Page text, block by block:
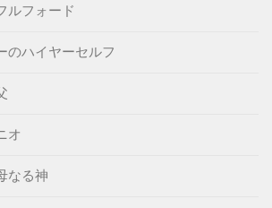
ルフォード
のハイヤーセルフ
オ
なる神